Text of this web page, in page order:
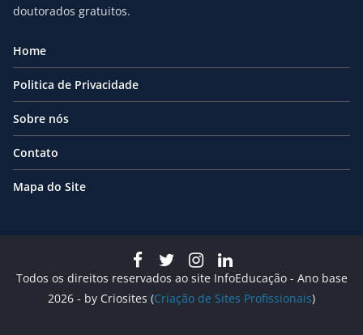
doutorados gratuitos.
Home
Politica de Privacidade
Sobre nós
Contato
Mapa do Site
Todos os direitos reservados ao site InfoEducação - Ano base
2026 - by Criosites (Criação de Sites Profissionais)